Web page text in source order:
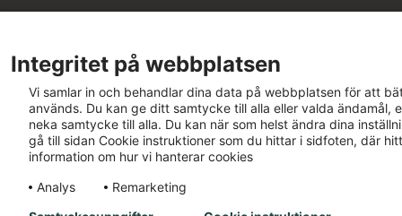
Integritet på webbplatsen
Vi samlar in och behandlar dina data på webbplatsen för att
används. Du kan ge ditt samtycke till alla eller valda ändamål,
neka samtycke till alla. Du kan när som helst ändra dina
gå till sidan Cookie instruktioner som du hittar i sidfoten, där
information om hur vi hanterar cookies
Analys
Remarketing